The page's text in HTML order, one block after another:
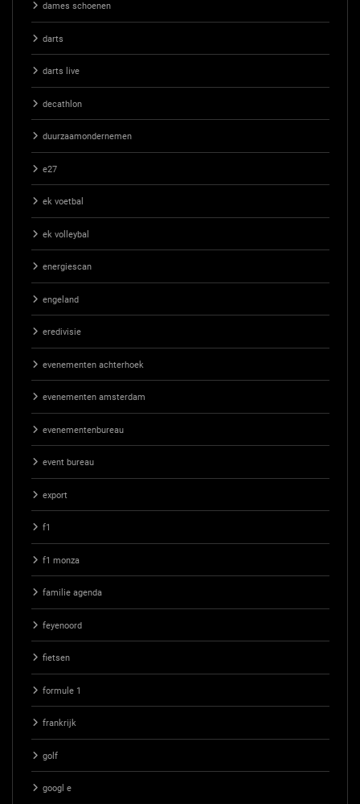
dames schoenen
darts
darts live
decathlon
duurzaamondernemen
e27
ek voetbal
ek volleybal
energiescan
engeland
eredivisie
evenementen achterhoek
evenementen amsterdam
evenementenbureau
event bureau
export
f1
f1 monza
familie agenda
feyenoord
fietsen
formule 1
frankrijk
golf
googl e